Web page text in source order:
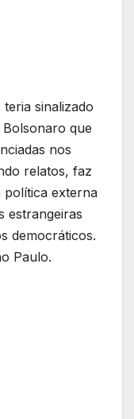
sinalizado
que
nos
relatos, faz
política externa
estrangeiras
democráticos.
Paulo.